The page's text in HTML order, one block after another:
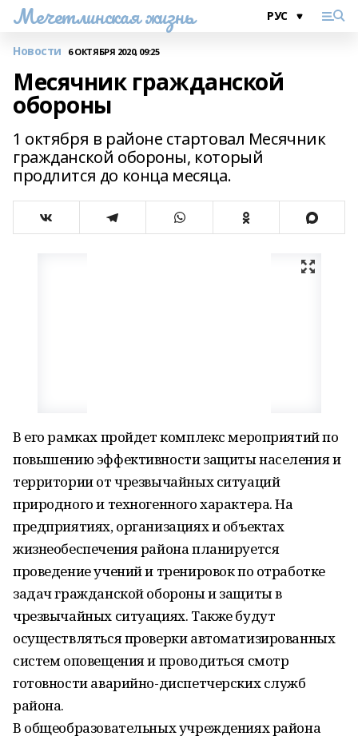
Мечетлинская жизнь
Новости 6 ОКТЯБРЯ 2020, 09:25
Месячник гражданской
обороны
1 октября в районе стартовал Месячник
гражданской обороны, который
продлится до конца месяца.
В его рамках пройдет комплекс мероприятий по
повышению эффективности защиты населения и
территории от чрезвычайных ситуаций
природного и техногенного характера. На
предприятиях, организациях и объектах
жизнеобеспечения района планируется
проведение учений и тренировок по отработке
задач гражданской обороны и защиты в
чрезвычайных ситуациях. Также будут
осуществляться проверки автоматизированных
систем оповещения и проводиться смотр
готовности аварийно-диспетчерских служб
района.
В общеобразовательных учреждениях района